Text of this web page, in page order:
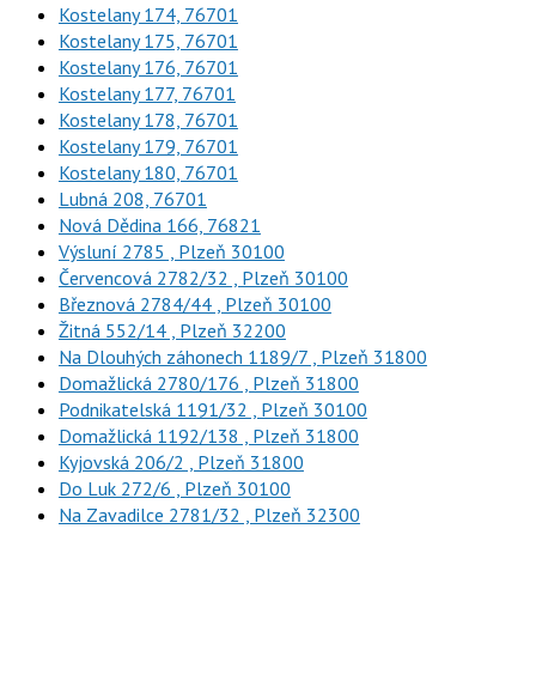
Kostelany 174, 76701
Kostelany 175, 76701
Kostelany 176, 76701
Kostelany 177, 76701
Kostelany 178, 76701
Kostelany 179, 76701
Kostelany 180, 76701
Lubná 208, 76701
Nová Dědina 166, 76821
Výsluní 2785 , Plzeň 30100
Červencová 2782/32 , Plzeň 30100
Březnová 2784/44 , Plzeň 30100
Žitná 552/14 , Plzeň 32200
Na Dlouhých záhonech 1189/7 , Plzeň 31800
Domažlická 2780/176 , Plzeň 31800
Podnikatelská 1191/32 , Plzeň 30100
Domažlická 1192/138 , Plzeň 31800
Kyjovská 206/2 , Plzeň 31800
Do Luk 272/6 , Plzeň 30100
Na Zavadilce 2781/32 , Plzeň 32300